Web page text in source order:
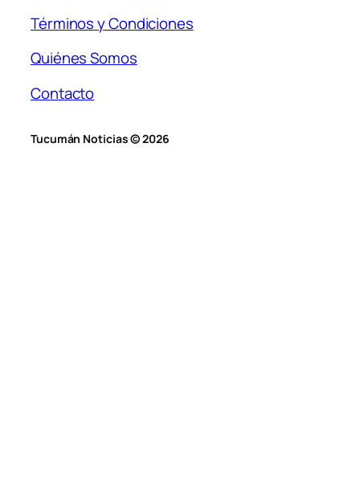
Términos y Condiciones
Quiénes Somos
Contacto
Tucumán Noticias © 2026